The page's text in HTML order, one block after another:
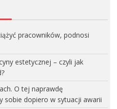
pracowników, podnosi
estetycznej – czyli jak
O tej naprawdę
sobie dopiero w sytuacji awarii